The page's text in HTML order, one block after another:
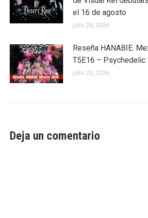
el 16 de agosto
julio 28, 2026
Reseña HANABIE.
T5E16 –
julio 20, 2026
Deja un comentario